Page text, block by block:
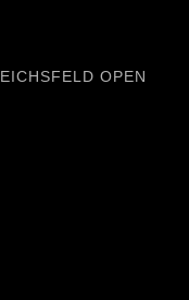
EICHSFELD OPEN